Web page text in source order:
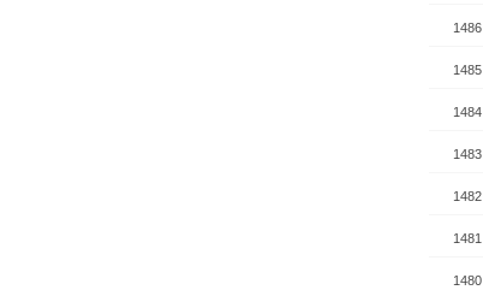
1486
1485
1484
1483
1482
1481
1480